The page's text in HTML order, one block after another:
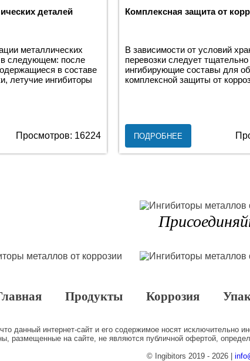
деталей
металлических
в следующем: после
в составе
летучие ингибиторы
Просмотров: 16224
Комплексная защита от
В зависимости от условий
перевозки следует
ингибирующие составы для
комплексной защиты от
ПОДРОБНЕЕ
Продукты Коррозия
данный интернет-сайт и его содержимое носят исключительно
размещенные на сайте, не являются публичной офертой,
© Ingibitors 2019 - 2026 |